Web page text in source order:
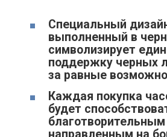
Специальный
выполненный в
символизирует
поддержку черных
за равные
Каждая покупка
будет